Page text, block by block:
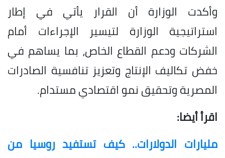
وأكدت الوزارة أن القرار يأتي في إطار
استراتيجية الوزارة لتيسير الإجراءات أمام
الشركات ودعم القطاع الخاص، بما يساهم في
خفض تكاليف الإنتاج وتعزيز تنافسية الصادرات
المصرية وتحقيق نمو اقتصادي مستدام.
اقرأ أيضا:
مليارات الدولارات.. كيف تستفيد روسيا من